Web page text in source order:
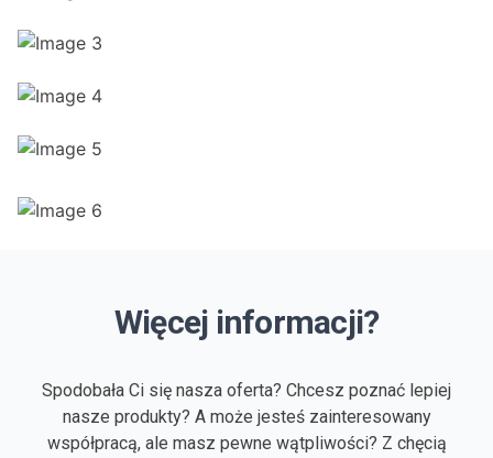
Więcej informacji?
Spodobała Ci się nasza oferta? Chcesz poznać lepiej
nasze produkty? A może jesteś zainteresowany
współpracą, ale masz pewne wątpliwości? Z chęcią